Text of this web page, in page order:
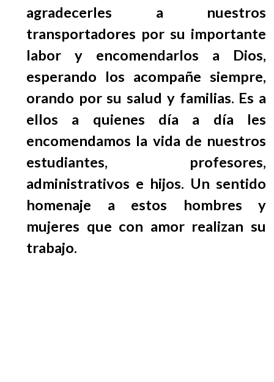
agradecerles a nuestros
transportadores por su importante
labor y encomendarlos a Dios,
esperando los acompañe siempre,
orando por su salud y familias. Es a
ellos a quienes día a día les
encomendamos la vida de nuestros
estudiantes, profesores,
administrativos e hijos. Un sentido
homenaje a estos hombres y
mujeres que con amor realizan su
trabajo.